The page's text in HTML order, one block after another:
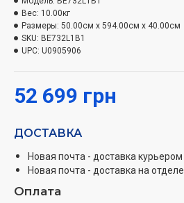
Вариант закрытия: Слева
Кнопка открытия дверцы
Функция сенсорной
Защитное отключение
52 699 грн
Вес: 10.00кг
Размеры: 50.00см x 594.00см x 40.00см
SKU: BE732L1B1
UPC: U0905906
ДОСТАВКА
Новая почта - доставка курьером
Новая почта - доставка на
Оплата